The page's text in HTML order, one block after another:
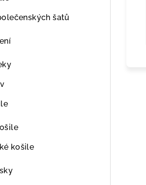
šatů
košile